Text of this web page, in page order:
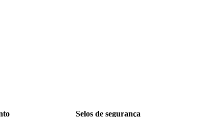
Selos de segurança